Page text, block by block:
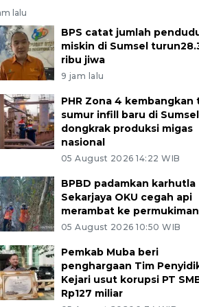
lalu
BPS catat jumlah
miskin di Sumsel
ribu jiwa
9 jam lalu
PHR Zona 4 kembangkan
sumur infill baru di
dongkrak produksi migas
nasional
05 August 2026 14:22 WIB
BPBD padamkan karhutla
Sekarjaya OKU cegah api
merambat ke permukiman
05 August 2026 10:50 WIB
Pemkab Muba beri
penghargaan Tim
Kejari usut korupsi PT
Rp127 miliar